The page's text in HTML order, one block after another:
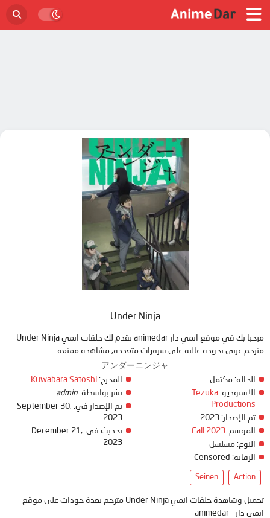
Under Ninja
مرحبا بك في موقع انمي دار animedar نقدم لك حلقات انمي Under Ninja
مترجم عربي بجودة عالية على سرفرات متعددة, مشاهدة ممتعة
アンダーニンジャ
الحالة: مكتمل
الاستوديو: Tezuka
Productions
تم الإصدار:
الموسم: Fall 2023
النوع: مسلسل
الرقابة:
المخرج: Kuwabara Satoshi
نشر بواسطة: admin
تم الإصدار في: September 30,
2023
تحديث في: December 21,
2023
Action
Seinen
تحميل وشاهدة حلقات انمي Under Ninja مترجم بعدة جودات على موقع
انمي دار - animedar